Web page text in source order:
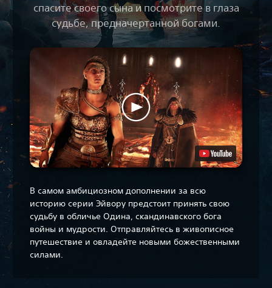
спасите своего сына и посмотрите в глаза
судьбе, предначертанной богами.
В самом амбициозном дополнении за всю
историю серии Эйвору предстоит принять свою
судьбу в обличье Одина, скандинавского бога
войны и мудрости. Отправляйтесь в живописное
путешествие и овладейте новыми божественными
силами.